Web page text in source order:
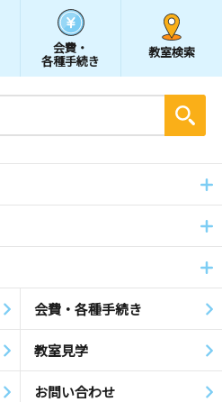
会費・
各種手続き
教室検索
会費・各種手続き
教室見学
お問い合わせ